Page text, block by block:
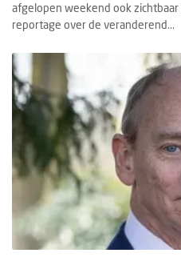
afgelopen weekend ook zichtbaar
reportage over de veranderend...